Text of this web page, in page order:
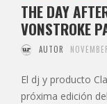
THE DAY
VONSTROKE
AUTOR
El dj y producto
próxima edición